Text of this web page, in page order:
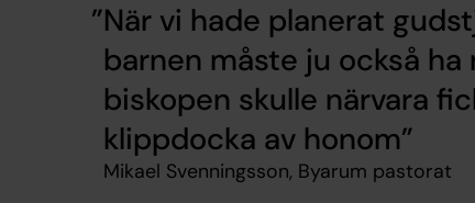
När vi hade planerat
barnen måste ju också ha
biskopen skulle närvara
klippdocka av honom
Mikael Svenningsson, Byarum pastorat